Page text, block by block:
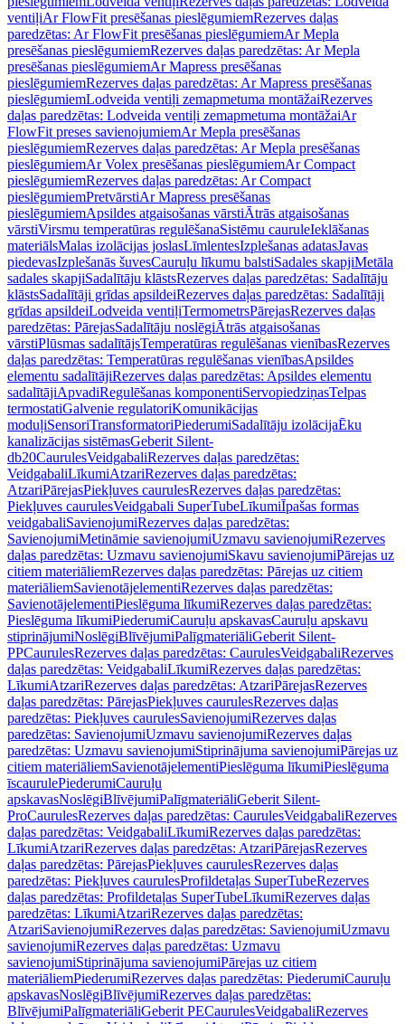
ventiļiAr FlowFit presēšanas pieslēgumiemRezerves daļas
paredzētas: Ar FlowFit presēšanas pieslēgumiemAr Mepla
presēšanas pieslēgumiemRezerves daļas paredzētas: Ar Mepla
presēšanas pieslēgumiemAr Mapress presēšanas
pieslēgumiemRezerves daļas paredzētas: Ar Mapress presēšanas
pieslēgumiemLodveida ventiļi zemapmetuma montāžaiRezerves
daļas paredzētas: Lodveida ventiļi zemapmetuma montāžaiAr
FlowFit preses savienojumiemAr Mepla presēšanas
pieslēgumiemRezerves daļas paredzētas: Ar Mepla presēšanas
pieslēgumiemAr Volex presēšanas pieslēgumiemAr Compact
pieslēgumiemRezerves daļas paredzētas: Ar Compact
pieslēgumiemPretvārstiAr Mapress presēšanas
pieslēgumiemApsildes atgaisošanas vārstiĀtrās atgaisošanas
vārstiVirsmu temperatūras regulēšanaSistēmu cauruleIeklāšanas
materiālsMalas izolācijas joslasLīmlentesIzplešanas adatasJavas
piedevasIzplešanās šuvesCauruļu līkumu balstiSadales skapjiMetāla
sadales skapjiSadalītāju klāstsRezerves daļas paredzētas: Sadalītāju
klāstsSadalītāji grīdas apsildeiRezerves daļas paredzētas: Sadalītāji
grīdas apsildeiLodveida ventiļiTermometrsPārejasRezerves daļas
paredzētas: PārejasSadalītāju noslēgiĀtrās atgaisošanas
vārstiPlūsmas sadalītājsTemperatūras regulēšanas vienībasRezerves
daļas paredzētas: Temperatūras regulēšanas vienībasApsildes
elementu sadalītājiRezerves daļas paredzētas: Apsildes elementu
sadalītājiApvadiRegulēšanas komponentiServopiedziņasTelpas
termostatiGalvenie regulatoriKomunikācijas
moduļiSensoriTransformatoriPiederumiSadalītāju izolācijaĒku
kanalizācijas sistēmasGeberit Silent-
db20CaurulesVeidgabaliRezerves daļas paredzētas:
VeidgabaliLīkumiAtzariRezerves daļas paredzētas:
AtzariPārejasPiekļuves caurulesRezerves daļas paredzētas:
Piekļuves caurulesVeidgabali SuperTubeLīkumiĪpašas formas
veidgabaliSavienojumiRezerves daļas paredzētas:
SavienojumiMetināmie savienojumiUzmavu savienojumiRezerves
daļas paredzētas: Uzmavu savienojumiSkavu savienojumiPārejas uz
citiem materiāliemRezerves daļas paredzētas: Pārejas uz citiem
materiāliemSavienotājelementiRezerves daļas paredzētas:
SavienotājelementiPieslēguma līkumiRezerves daļas paredzētas:
Pieslēguma līkumiPiederumiCauruļu apskavasCauruļu apskavu
stiprinājumiNoslēgiBlīvējumiPalīgmateriāliGeberit Silent-
PPCaurulesRezerves daļas paredzētas: CaurulesVeidgabaliRezerves
daļas paredzētas: VeidgabaliLīkumiRezerves daļas paredzētas:
LīkumiAtzariRezerves daļas paredzētas: AtzariPārejasRezerves
daļas paredzētas: PārejasPiekļuves caurulesRezerves daļas
paredzētas: Piekļuves caurulesSavienojumiRezerves daļas
paredzētas: SavienojumiUzmavu savienojumiRezerves daļas
paredzētas: Uzmavu savienojumiStiprinājuma savienojumiPārejas uz
citiem materiāliemSavienotājelementiPieslēguma līkumiPieslēguma
īscaurulePiederumiCauruļu
apskavasNoslēgiBlīvējumiPalīgmateriāliGeberit Silent-
ProCaurulesRezerves daļas paredzētas: CaurulesVeidgabaliRezerves
daļas paredzētas: VeidgabaliLīkumiRezerves daļas paredzētas:
LīkumiAtzariRezerves daļas paredzētas: AtzariPārejasRezerves
daļas paredzētas: PārejasPiekļuves caurulesRezerves daļas
paredzētas: Piekļuves caurulesProfildetaļas SuperTubeRezerves
daļas paredzētas: Profildetaļas SuperTubeLīkumiRezerves daļas
paredzētas: LīkumiAtzariRezerves daļas paredzētas:
AtzariSavienojumiRezerves daļas paredzētas: SavienojumiUzmavu
savienojumiRezerves daļas paredzētas: Uzmavu
savienojumiStiprinājuma savienojumiPārejas uz citiem
materiāliemPiederumiRezerves daļas paredzētas: PiederumiCauruļu
apskavasNoslēgiBlīvējumiRezerves daļas paredzētas:
BlīvējumiPalīgmateriāliGeberit PECaurulesVeidgabaliRezerves